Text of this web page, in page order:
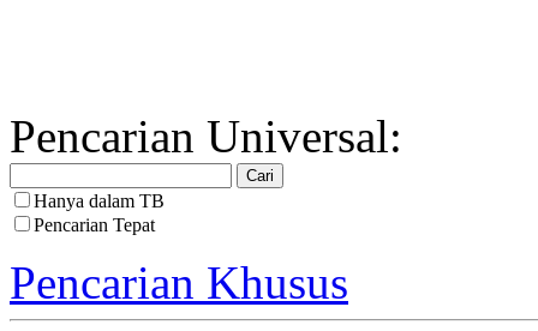
Pencarian Universal:
Hanya dalam TB
Pencarian Tepat
Pencarian Khusus